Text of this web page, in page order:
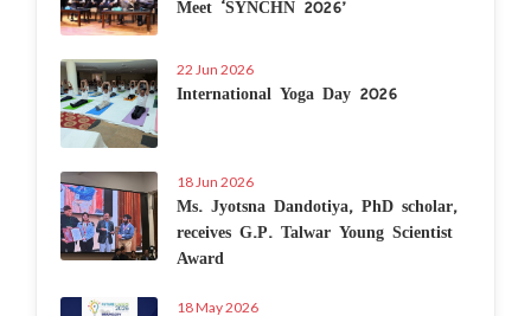
22 Jun 2026
International Yoga Day 2026
18 Jun 2026
Ms. Jyotsna Dandotiya, PhD scholar,
receives G.P. Talwar Young Scientist
Award
18 May 2026